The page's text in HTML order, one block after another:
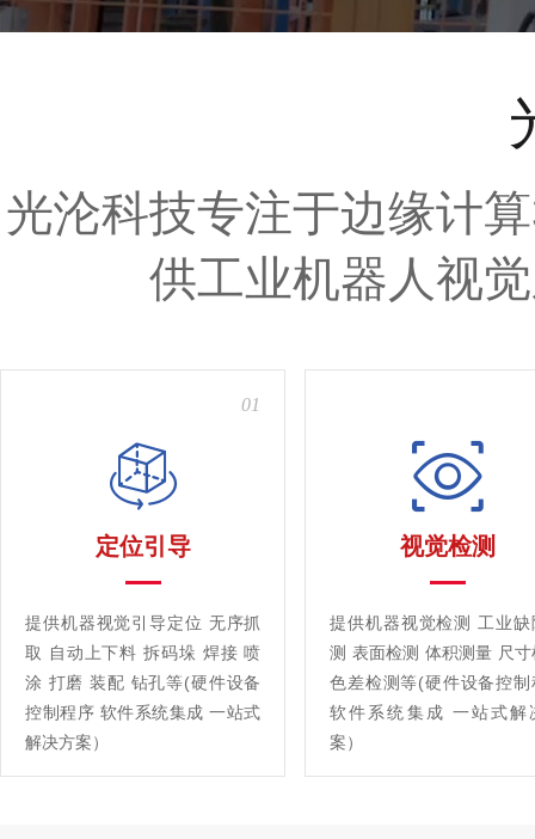
光沦科技专注于边缘计
供工业机器人视
01
定位引导
提供机器视觉引导定位 无序抓
取 自动上下料 拆码垛 焊接 喷
涂 打磨 装配 钻孔等(硬件设备
控制程序 软件系统集成 一站式
解决方案）
视觉检测
提供机器视觉检测 工业缺
测 表面检测 体积测量 尺寸
色差检测等(硬件设备控制
软件系统集成 一站式解
案）